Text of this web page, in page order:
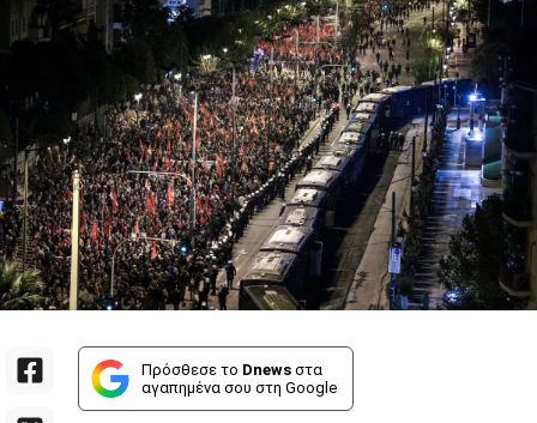
Πρόσθεσε το Dnews στα
αγαπημένα σου στη Google